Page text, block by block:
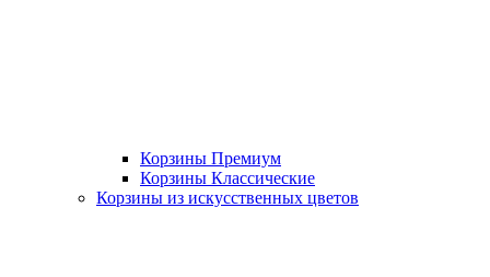
Корзины Премиум
Корзины Классические
Корзины из искусственных цветов